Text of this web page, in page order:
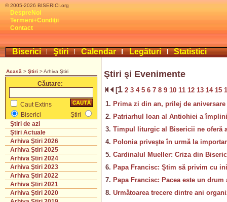
© 2005-2026 BISERICI.org
DespreNoi
Termeni+Condiţii
Contact
Biserici Ştiri Calendar Legături Statistici
Acasă > Ştiri > Arhiva Ştiri
Căutare:
Caut Extins
Biserici
Ştiri
Ştiri de azi
Ştiri Actuale
Arhiva Ştiri 2026
Arhiva Ştiri 2025
Arhiva Ştiri 2024
Arhiva Ştiri 2023
Arhiva Ştiri 2022
Arhiva Ştiri 2021
Arhiva Ştiri 2020
Ştiri şi Evenimente
[1 2 3 4 5 6 7 8 9 10 11 12 13 14 15
1. Prima zi din an, prilej de
2. Patriarhul Ioan al Antiohiei a
3. Timpul liturgic al Bisericii ne oferă
4. Polonia priveşte în urmă la
5. Cardinalul Mueller: Criza din
6. Papa Francisc: Ştim să privim cu
7. Papa Francisc: Pacea este un drum
8. Următoarea trecere dintre ani